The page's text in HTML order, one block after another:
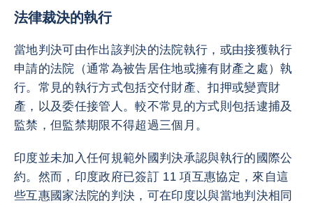
法律裁決的執行
當地判決可由作出該判決的法院執行，或由接獲執行
申請的法院（通常為被告居住地或擁有財產之處）執
行。常見的執行方式包括交付財產、扣押或變賣財
產，以及委任接管人。較不常見的方式則包括逮捕及
監禁，但監禁期限不得超過三個月。
印度並未加入任何規範外國判決承認與執行的國際公
約。然而，印度政府已簽訂 11 項互惠協定，來自這
些互惠國家法院的判決，可在印度以與當地判決相同